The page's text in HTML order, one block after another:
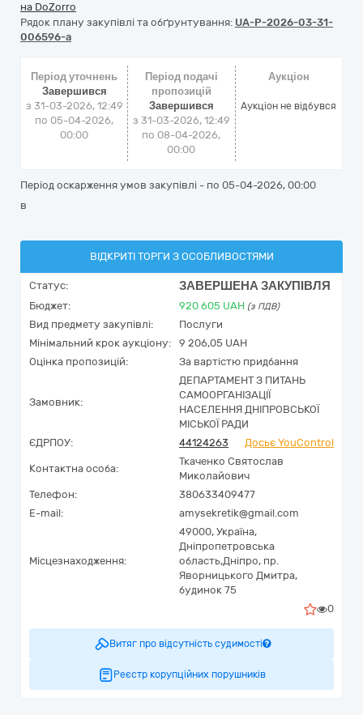
на DoZorro
Рядок плану закупівлі та обґрунтування: UA-P-2026-03-31-
006596-a
Період уточнень
Завершився
з 31-03-2026, 12:49
по 05-04-2026,
00:00
Період подачі
пропозицій
Завершився
з 31-03-2026, 12:49
по 08-04-2026,
00:00
Аукціон
Аукціон не відбувся
Період оскарження умов закупівлі - по 05-04-2026, 00:00
в
ВІДКРИТІ ТОРГИ З ОСОБЛИВОСТЯМИ
Статус: ЗАВЕРШЕНА ЗАКУПІВЛЯ
Бюджет: 920 605 UAH (з ПДВ)
Вид предмету закупівлі:
Послуги
Мінімальний крок аукціону:
9 206,05 UAH
Оцінка пропозицій:
За вартістю придбання
Замовник:
ДЕПАРТАМЕНТ З ПИТАНЬ
САМООРГАНІЗАЦІЇ
НАСЕЛЕННЯ ДНІПРОВСЬКОЇ
МІСЬКОЇ РАДИ
ЄДРПОУ:
44124263 Досьє YouControl
Контактна особа:
Ткаченко Святослав
Миколайович
Телефон:
380633409477
E-mail:
amysekretik@gmail.com
Місцезнаходження:
49000, Україна,
Дніпропетровська
область,Дніпро, пр.
Яворницького Дмитра,
будинок 75
0
Витяг про відсутність судимості
Реєстр корупційних порушників